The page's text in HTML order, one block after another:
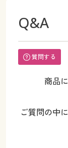
Q&A
質問する
商品
ご質問の中